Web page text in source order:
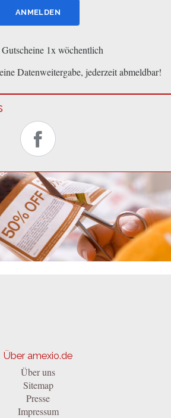
1x wöchentlich
Datenweitergabe, jederzeit abmeldbar!
Über amexio.de
Über uns
Sitemap
Presse
Impressum